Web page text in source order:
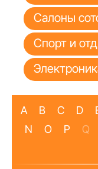
Салоны
Спорт и
A B C D
N
O P Q